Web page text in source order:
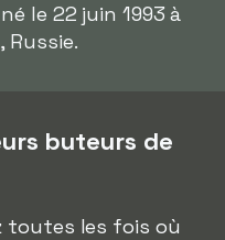
le 22 juin 1993 à
Russie.
buteurs de
toutes les fois où